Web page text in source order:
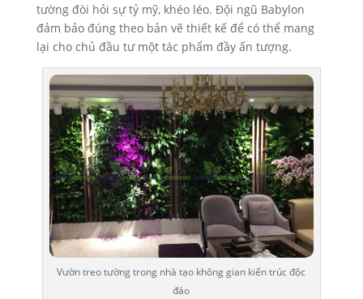
tường đòi hỏi sự tỷ mỹ, khéo léo. Đội ngũ Babylon
đảm bảo đúng theo bản vẽ thiết kế để có thể mang
lại cho chủ đầu tư một tác phẩm đầy ấn tượng.
Vườn treo tường trong nhà tạo không gian kiến trúc độc
đáo